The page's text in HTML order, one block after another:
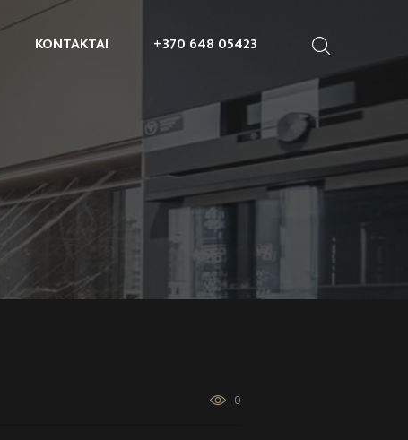
KONTAKTAI +370 648 05423
0